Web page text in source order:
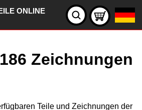
ONLINE
Zeichnungen
Teile und Zeichnungen der